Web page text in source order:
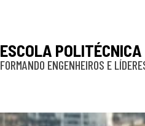
ESCOLA POLITÉCNICA
FORMANDO ENGENHEIROS E